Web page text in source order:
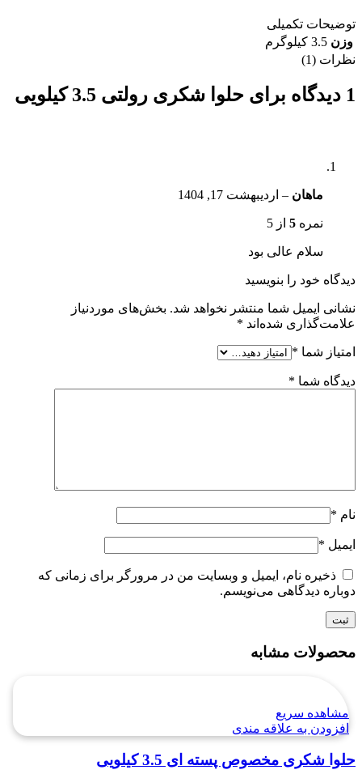
توضیحات تکمیلی
وزن 3.5 کیلوگرم
نظرات (1)
1 دیدگاه برای حلوا شکری رولتی 3.5 کیلویی
ماهان – اردیبهشت 17, 1404
نمره 5 از 5
سلام عالی بود
دیدگاه خود را بنویسید
نشانی ایمیل شما منتشر نخواهد شد. بخش‌های موردنیاز
علامت‌گذاری شده‌اند *
امتیاز شما *
دیدگاه شما *
نام *
ایمیل *
ذخیره نام، ایمیل و وبسایت من در مرورگر برای زمانی که
دوباره دیدگاهی می‌نویسم.
محصولات مشابه
مشاهده سریع
افزودن به علاقه مندی
حلوا شکری مخصوص پسته ای 3.5 کیلویی